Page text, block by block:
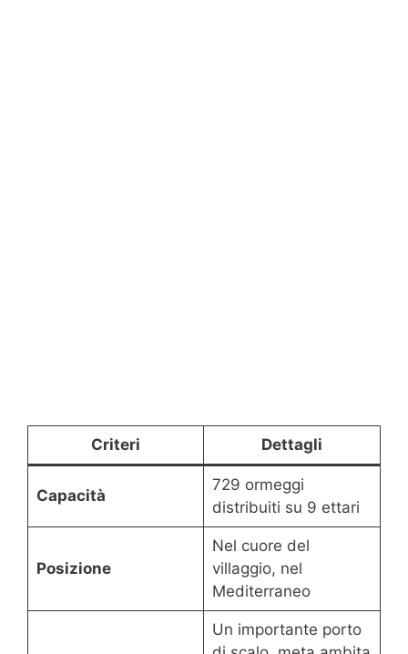
Criteri Dettagli
Capacità
729 ormeggi
distribuiti su 9 ettari
Posizione
Nel cuore del
villaggio, nel
Mediterraneo
Un importante porto